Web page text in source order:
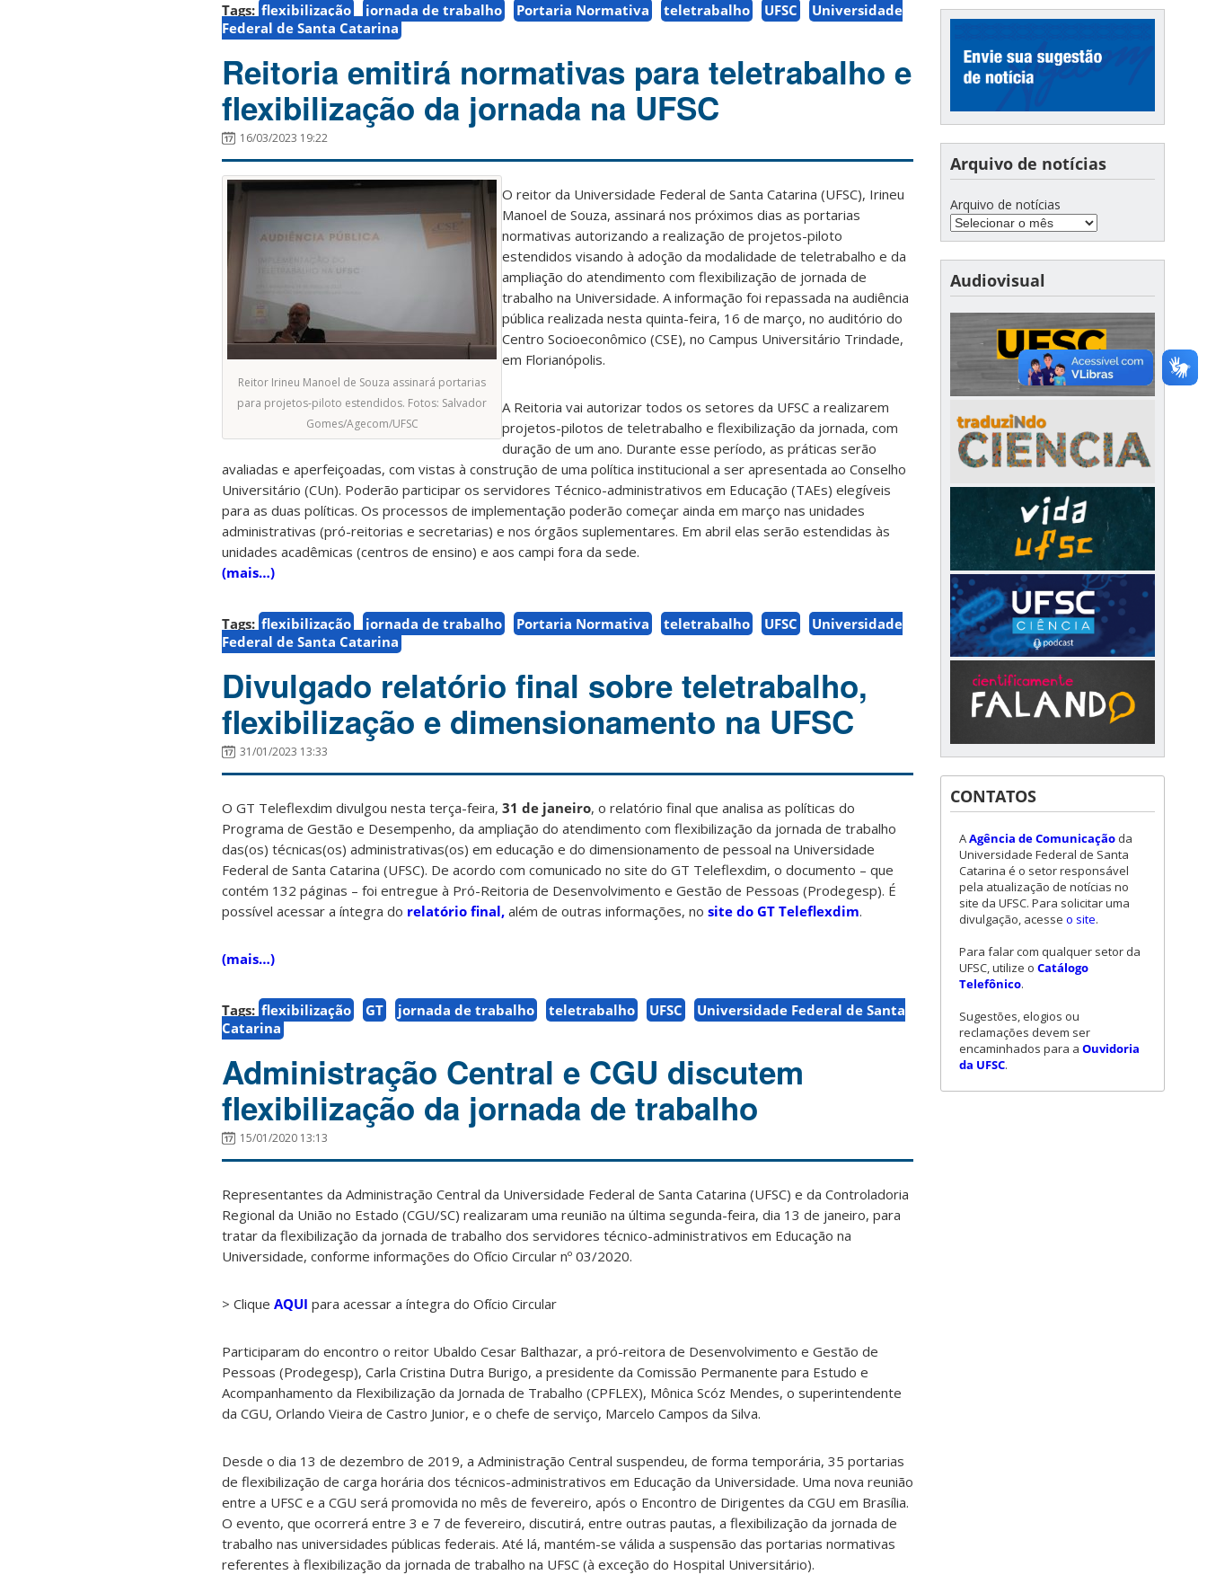
Tags: flexibilização jornada de trabalho Portaria Normativa teletrabalho UFSC
Universidade
Federal de Santa Catarina
Reitoria emitirá normativas para teletrabalho e
flexibilização da jornada na UFSC
16/03/2023 19:22
Reitor Irineu Manoel de Souza assinará portarias
para projetos-piloto estendidos. Fotos: Salvador
Gomes/Agecom/UFSC
O reitor da Universidade Federal de Santa Catarina (UFSC), Irineu
Manoel de Souza, assinará nos próximos dias as portarias
normativas autorizando a realização de projetos-piloto
estendidos visando à adoção da modalidade de teletrabalho e da
ampliação do atendimento com flexibilização de jornada de
trabalho na Universidade. A informação foi repassada na audiência
pública realizada nesta quinta-feira, 16 de março, no auditório do
Centro Socioeconômico (CSE), no Campus Universitário Trindade,
em Florianópolis.
A Reitoria vai autorizar todos os setores da UFSC a realizarem
projetos-pilotos de teletrabalho e flexibilização da jornada, com
duração de um ano. Durante esse período, as práticas serão
avaliadas e aperfeiçoadas, com vistas à construção de uma política institucional a ser apresentada ao Conselho
Universitário (CUn). Poderão participar os servidores Técnico-administrativos em Educação (TAEs) elegíveis
para as duas políticas. Os processos de implementação poderão começar ainda em março nas unidades
administrativas (pró-reitorias e secretarias) e nos órgãos suplementares. Em abril elas serão estendidas às
unidades acadêmicas (centros de ensino) e aos campi fora da sede.
(mais…)
Tags: flexibilização jornada de trabalho Portaria Normativa teletrabalho UFSC
Universidade
Federal de Santa Catarina
Divulgado relatório final sobre teletrabalho,
flexibilização e dimensionamento na UFSC
31/01/2023 13:33
O GT Teleflexdim divulgou nesta terça-feira, 31 de janeiro, o relatório final que analisa as políticas do
Programa de Gestão e Desempenho, da ampliação do atendimento com flexibilização da jornada de trabalho
das(os) técnicas(os) administrativas(os) em educação e do dimensionamento de pessoal na Universidade
Federal de Santa Catarina (UFSC). De acordo com comunicado no site do GT Teleflexdim, o documento – que
contém 132 páginas – foi entregue à Pró-Reitoria de Desenvolvimento e Gestão de Pessoas (Prodegesp). É
possível acessar a íntegra do relatório final, além de outras informações, no site do GT Teleflexdim.
(mais…)
Tags: flexibilização GT jornada de trabalho teletrabalho UFSC
Universidade Federal de Santa
Catarina
Administração Central e CGU discutem
flexibilização da jornada de trabalho
15/01/2020 13:13
Representantes da Administração Central da Universidade Federal de Santa Catarina (UFSC) e da Controladoria
Regional da União no Estado (CGU/SC) realizaram uma reunião na última segunda-feira, dia 13 de janeiro, para
tratar da flexibilização da jornada de trabalho dos servidores técnico-administrativos em Educação na
Universidade, conforme informações do Ofício Circular nº 03/2020.
> Clique AQUI para acessar a íntegra do Ofício Circular
Participaram do encontro o reitor Ubaldo Cesar Balthazar, a pró-reitora de Desenvolvimento e Gestão de
Pessoas (Prodegesp), Carla Cristina Dutra Burigo, a presidente da Comissão Permanente para Estudo e
Acompanhamento da Flexibilização da Jornada de Trabalho (CPFLEX), Mônica Scóz Mendes, o superintendente
da CGU, Orlando Vieira de Castro Junior, e o chefe de serviço, Marcelo Campos da Silva.
Desde o dia 13 de dezembro de 2019, a Administração Central suspendeu, de forma temporária, 35 portarias
de flexibilização de carga horária dos técnicos-administrativos em Educação da Universidade. Uma nova reunião
entre a UFSC e a CGU será promovida no mês de fevereiro, após o Encontro de Dirigentes da CGU em Brasília.
O evento, que ocorrerá entre 3 e 7 de fevereiro, discutirá, entre outras pautas, a flexibilização da jornada de
trabalho nas universidades públicas federais. Até lá, mantém-se válida a suspensão das portarias normativas
referentes à flexibilização da jornada de trabalho na UFSC (à exceção do Hospital Universitário).
Arquivo de notícias
Arquivo de notícias
Audiovisual
CONTATOS
AAgência de Comunicação da
Universidade Federal de Santa
Catarina é o setor responsável
pela atualização de notícias no
site da UFSC. Para solicitar uma
divulgação, acesse o site.
Para falar com qualquer setor da
UFSC, utilize o Catálogo
Telefônico.
Sugestões, elogios ou
reclamações devem ser
encaminhados para a Ouvidoria
da UFSC.